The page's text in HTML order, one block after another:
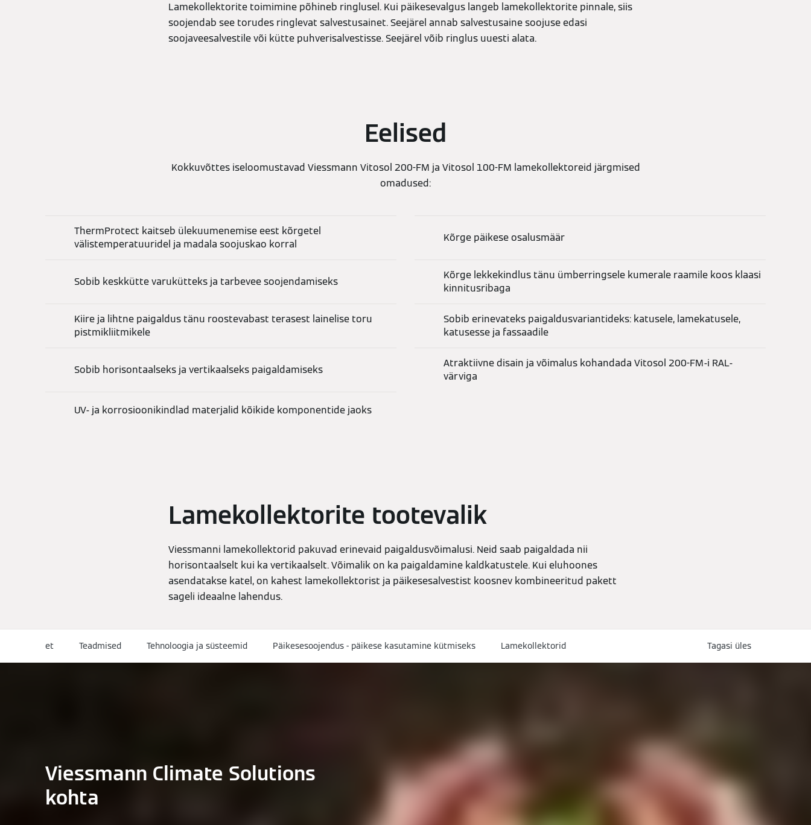
Lamekollektorite toimimine põhineb ringlusel. Kui päikesevalgus langeb lamekollektorite pinnale, siis
soojendab see torudes ringlevat salvestusainet. Seejärel annab salvestusaine soojuse edasi
soojaveesalvestile või kütte puhverisalvestisse. Seejärel võib ringlus uuesti alata.
Eelised
Kokkuvõttes iseloomustavad Viessmann Vitosol 200-FM ja Vitosol 100-FM lamekollektoreid järgmised
omadused:
ThermProtect kaitseb ülekuumenemise eest kõrgetel
välistemperatuuridel ja madala soojuskao korral
Kõrge päikese osalusmäär
Sobib keskkütte varukütteks ja tarbevee soojendamiseks
Kõrge lekkekindlus tänu ümberringsele kumerale raamile koos klaasi
kinnitusribaga
Kiire ja lihtne paigaldus tänu roostevabast terasest lainelise toru
pistmikliitmikele
Sobib erinevateks paigaldusvariantideks: katusele, lamekatusele,
katusesse ja fassaadile
Sobib horisontaalseks ja vertikaalseks paigaldamiseks
Atraktiivne disain ja võimalus kohandada Vitosol 200-FM-i RAL-
värviga
UV- ja korrosioonikindlad materjalid kõikide komponentide jaoks
Lamekollektorite tootevalik
Viessmanni lamekollektorid pakuvad erinevaid paigaldusvõimalusi. Neid saab paigaldada nii
horisontaalselt kui ka vertikaalselt. Võimalik on ka paigaldamine kaldkatustele. Kui eluhoones
asendatakse katel, on kahest lamekollektorist ja päikesesalvestist koosnev kombineeritud pakett
sageli ideaalne lahendus.
Tagasi üles
et Teadmised Tehnoloogia ja süsteemid Päikesesoojendus - päikese kasutamine kütmiseks Lamekollektorid
Viessmann Climate Solutions
kohta